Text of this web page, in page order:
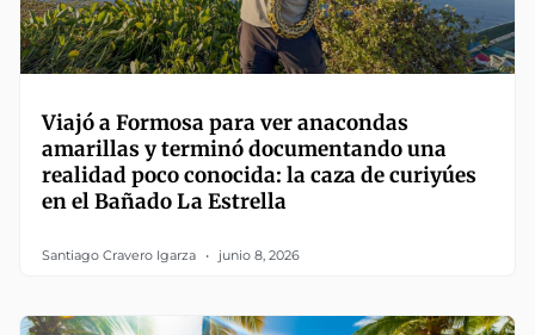
Viajó a Formosa para ver anacondas
amarillas y terminó documentando una
realidad poco conocida: la caza de curiyúes
en el Bañado La Estrella
Santiago Cravero Igarza junio 8, 2026